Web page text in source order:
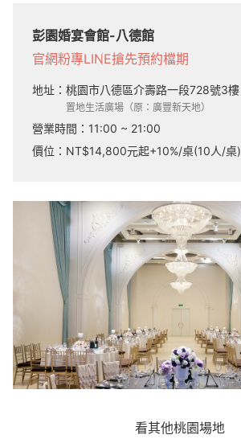
彭園婚宴會館-八德館
官網粉專LINE搶先預約檔期
地址： 桃園市八德區介壽路一段728號3樓
置地生活廣場（原：廣豐新天地）
營業時間： 11:00 ~ 21:00
價位：NT$14,800元起+10%/桌(10人/桌)
看其他桃園場地